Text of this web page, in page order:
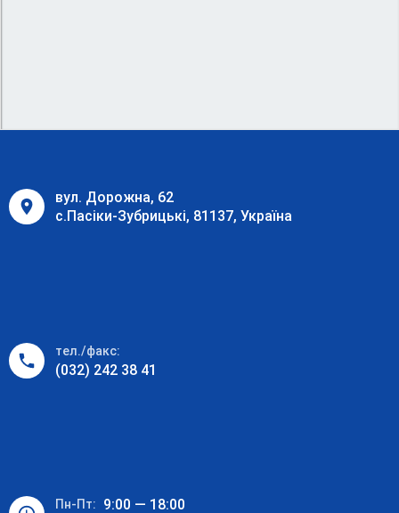
вул. Дорожна, 62
с.Пасіки-Зубрицькі, 81137, Україна
тел./факс:
(032) 242 38 41
Пн-Пт: 9:00 — 18:00